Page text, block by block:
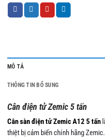
MÔ TẢ
THÔNG TIN BỔ SUNG
Cân điện tử Zemic 5 tấn
Cân sàn điện tử Zemic A12 5 tấn
thiệt bị cảm biến chính hãng